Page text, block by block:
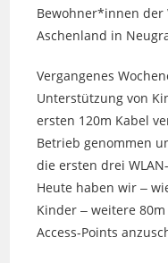
Bewohner*innen
Aschenland in
Vergangenes
Unterstützung von
ersten 120m Kabel
Betrieb genommen
die ersten drei
Heute haben wir ‒
Kinder ‒ weitere
Access-Points